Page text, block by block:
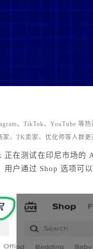
、TikTok、YouTube 等
、TK卖家、优化师等人群更
在测试在印尼市场的
户通过 Shop 选项可